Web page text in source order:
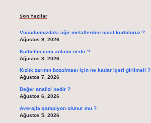
Son Yazılar
Vücudumuzdaki ağır metallerden nasıl kurtuluruz ?
Ağustos 9, 2026
Kutbettin ismi anlamı nedir ?
Ağustos 8, 2026
Kızlık zarının bozulması için ne kadar içeri girilmeli ?
Ağustos 7, 2026
Değer analizi nedir ?
Ağustos 6, 2026
Averajla şampiyon olunur mu ?
Ağustos 5, 2026